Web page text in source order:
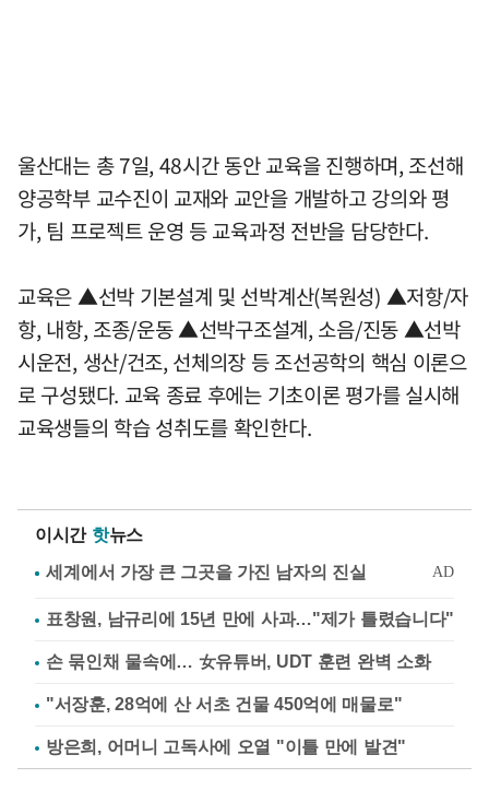
울산대는 총 7일, 48시간 동안 교육을 진행하며, 조선해
양공학부 교수진이 교재와 교안을 개발하고 강의와 평
가, 팀 프로젝트 운영 등 교육과정 전반을 담당한다.
교육은 ▲선박 기본설계 및 선박계산(복원성) ▲저항/자
항, 내항, 조종/운동 ▲선박구조설계, 소음/진동 ▲선박
시운전, 생산/건조, 선체의장 등 조선공학의 핵심 이론으
로 구성됐다. 교육 종료 후에는 기초이론 평가를 실시해
교육생들의 학습 성취도를 확인한다.
이시간 핫뉴스
표창원, 남규리에 15년 만에 사과…"제가 틀렸습니다"
손 묶인채 물속에… 女유튜버, UDT 훈련 완벽 소화
"서장훈, 28억에 산 서초 건물 450억에 매물로"
방은희, 어머니 고독사에 오열 "이틀 만에 발견"